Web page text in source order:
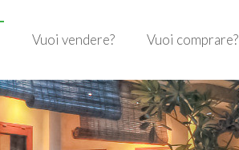
Vuoi vendere? Vuoi comprare?